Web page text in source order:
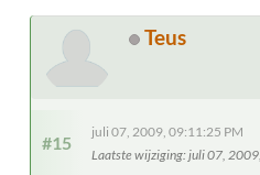
Teus
#15
juli 07, 2009, 09:11:25 PM
Laatste wijziging: juli 07,